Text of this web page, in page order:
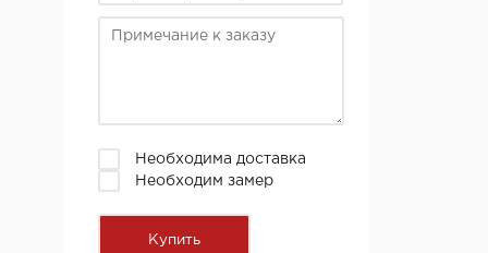
Необходима доставка
Необходим замер